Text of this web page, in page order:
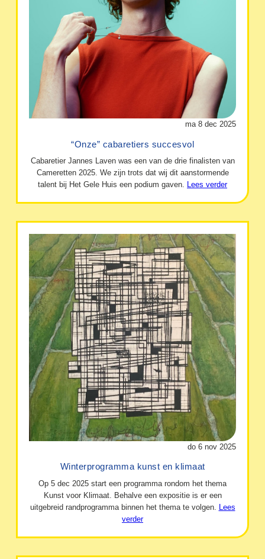
ma 8 dec 2025
“Onze” cabaretiers succesvol
Cabaretier Jannes Laven was een van de drie finalisten van
Cameretten 2025. We zijn trots dat wij dit aanstormende
talent bij Het Gele Huis een podium gaven. Lees verder
do 6 nov 2025
Winterprogramma kunst en klimaat
Op 5 dec 2025 start een programma rondom het thema
Kunst voor Klimaat. Behalve een expositie is er een
uitgebreid randprogramma binnen het thema te volgen.
Lees
verder